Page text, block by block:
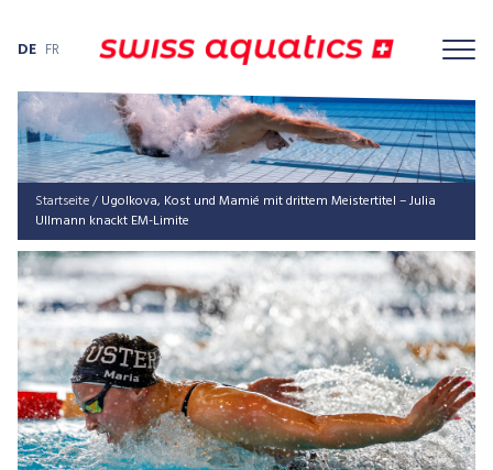
DE FR
Startseite/ Ugol­ko­va, Kost und Mamié mit drit­tem Meis­ter­ti­tel – Julia
Ull­mann knackt EM-Limite